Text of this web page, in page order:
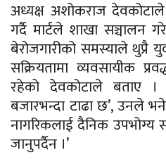
अध्यक्ष अशोकराज देवकोटाले
गर्दै मार्टले शाखा सञ्चालन
बेरोजगारीको समस्याले थुप्रै
सक्रियतामा व्यवसायीक
रहेको देवकोटाले बताए ।
बजारभन्दा टाढा छ’, उनले
नागरिकलाई दैनिक उपभोग्य
जानुपर्दैन ।’